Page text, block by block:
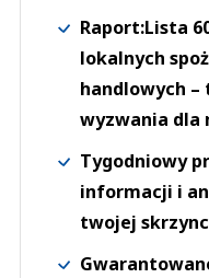
Raport:Lista
lokalnych
handlowych –
wyzwania dla
Tygodniowy
informacji i
twojej